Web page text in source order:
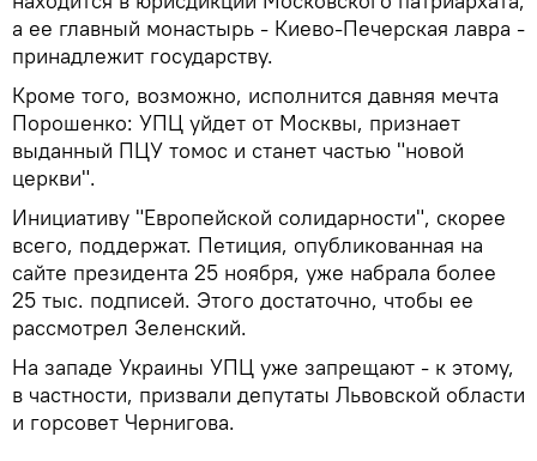
а ее главный монастырь - Киево-Печерская лавра -
принадлежит государству.
Кроме того, возможно, исполнится давняя мечта
Порошенко: УПЦ уйдет от Москвы, признает
выданный ПЦУ томос и станет частью "новой
церкви".
Инициативу "Европейской солидарности", скорее
всего, поддержат. Петиция, опубликованная на
сайте президента 25 ноября, уже набрала более
25 тыс. подписей. Этого достаточно, чтобы ее
рассмотрел Зеленский.
На западе Украины УПЦ уже запрещают - к этому,
в частности, призвали депутаты Львовской области
и горсовет Чернигова.